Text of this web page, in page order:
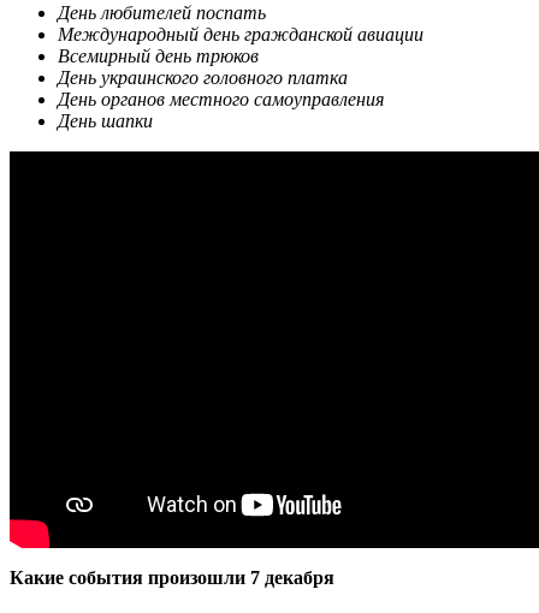
День любителей поспать
Международный день гражданской авиации
Всемирный день трюков
День украинского головного платка
День органов местного самоуправления
День шапки
Какие события произошли 7 декабря